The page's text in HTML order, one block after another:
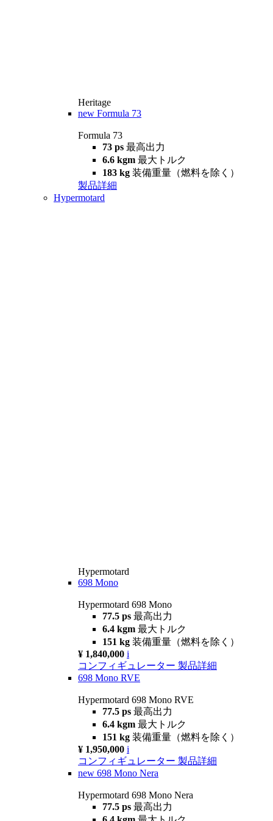
Heritage
new Formula 73
Formula 73
73 ps 最高出力
6.6 kgm 最大トルク
183 kg 装備重量（燃料を除く）
製品詳細
Hypermotard
Hypermotard
698 Mono
Hypermotard 698 Mono
77.5 ps 最高出力
6.4 kgm 最大トルク
151 kg 装備重量（燃料を除く）
¥ 1,840,000 i
コンフィギュレーター 製品詳細
698 Mono RVE
Hypermotard 698 Mono RVE
77.5 ps 最高出力
6.4 kgm 最大トルク
151 kg 装備重量（燃料を除く）
¥ 1,950,000 i
コンフィギュレーター 製品詳細
new 698 Mono Nera
Hypermotard 698 Mono Nera
77.5 ps 最高出力